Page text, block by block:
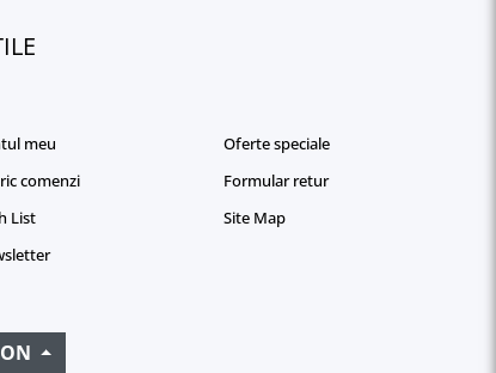
meu
comenzi
List
Oferte speciale
Formular retur
Site Map